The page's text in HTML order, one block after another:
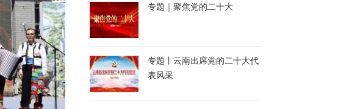
专题｜聚焦党的二十大
专题丨云南出席党的二十大代
表风采